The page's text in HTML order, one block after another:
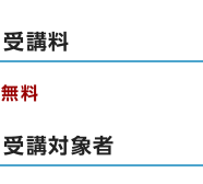
受講料
無料
受講対象者